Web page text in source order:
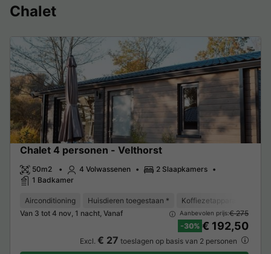
Chalet
Chalet 4 personen - Velthorst
50m2 4 Volwassenen
2 Slaapkamers
1 Badkamer
Airconditioning Huisdieren toegestaan * Koffiezetapparaat
Van 3 tot 4 nov, 1 nacht, Vanaf
Aanbevolen prijs:€ 275
-30% € 192,50
Excl. € 27 toeslagen op basis van 2 personen